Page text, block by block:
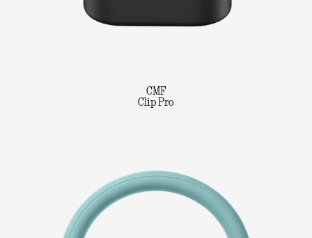
CMF
Clip Pro